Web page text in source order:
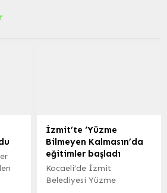
İzmit’te ‘Yüzme
Bilmeyen Kalmasın’da
eğitimler başladı
Kocaeli’de İzmit
Belediyesi Yüzme